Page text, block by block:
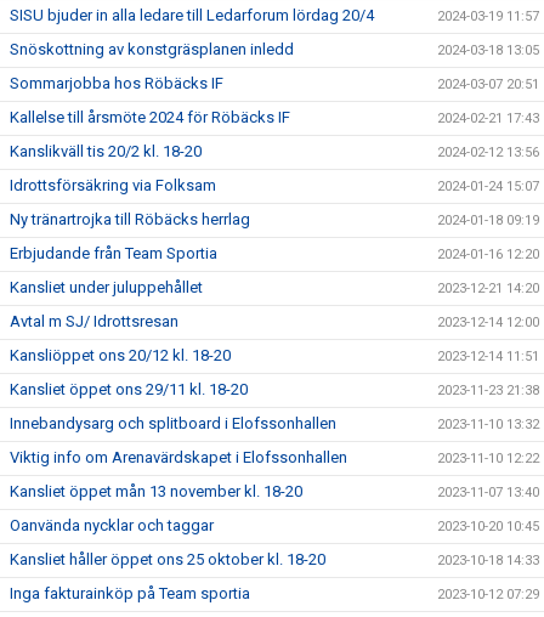
SISU bjuder in alla ledare till Ledarforum lördag 20/4 2024-03-19 11:57
Snöskottning av konstgräsplanen inledd 2024-03-18 13:05
Sommarjobba hos Röbäcks IF 2024-03-07 20:51
Kallelse till årsmöte 2024 för Röbäcks IF 2024-02-21 17:43
Kanslikväll tis 20/2 kl. 18-20 2024-02-12 13:56
Idrottsförsäkring via Folksam 2024-01-24 15:07
Ny tränartrojka till Röbäcks herrlag 2024-01-18 09:19
Erbjudande från Team Sportia 2024-01-16 12:20
Kansliet under juluppehållet 2023-12-21 14:20
Avtal m SJ/ Idrottsresan 2023-12-14 12:00
Kansliöppet ons 20/12 kl. 18-20 2023-12-14 11:51
Kansliet öppet ons 29/11 kl. 18-20 2023-11-23 21:38
Innebandysarg och splitboard i Elofssonhallen 2023-11-10 13:32
Viktig info om Arenavärdskapet i Elofssonhallen 2023-11-10 12:22
Kansliet öppet mån 13 november kl. 18-20 2023-11-07 13:40
Oanvända nycklar och taggar 2023-10-20 10:45
Kansliet håller öppet ons 25 oktober kl. 18-20 2023-10-18 14:33
Inga fakturainköp på Team sportia 2023-10-12 07:29